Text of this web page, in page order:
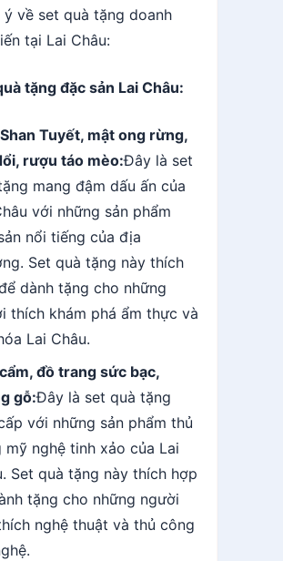
về set quà tặng doanh
tại Lai Châu:
tặng đặc sản Lai Châu:
Tuyết, mật ong rừng,
rượu táo mèo:Đây là set
mang đậm dấu ấn của
với những sản phẩm
nổi tiếng của địa
Set quà tặng này thích
dành tặng cho những
thích khám phá ẩm thực và
Lai Châu.
đồ trang sức bạc,
gỗ:Đây là set quà tặng
với những sản phẩm thủ
mỹ nghệ tinh xảo của Lai
Set quà tặng này thích hợp
tặng cho những người
nghệ thuật và thủ công